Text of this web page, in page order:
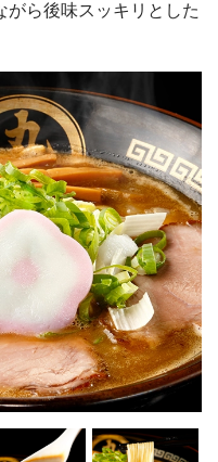
がら後味スッキリとした